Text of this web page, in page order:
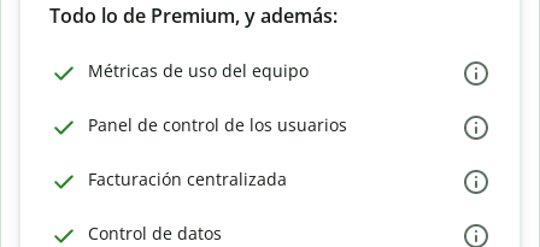
Todo lo de Premium, y además:
Métricas de uso del equipo
Panel de control de los usuarios
Facturación centralizada
Control de datos